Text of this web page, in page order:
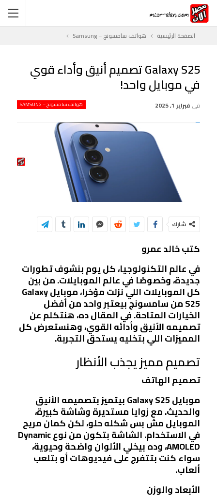
الصفحة الرئيسية هواتف سامسونج – Samsung
Galaxy S25 تصميم أنيق وأداء قوي
في موبايل واحد!
هواتف سامسونج – SAMSUNG في فبراير 1, 2025
شارك
كتب خالد عمرو
في عالم التكنولوجيا، كل يوم بنشوف تطورات
جديدة، وخصوصًا في عالم الموبايلات. من بين
كل الموبايلات اللي نزلت مؤخرًا، موبايلGalaxy
S25من سامسونج بيعتبر واحد من أفضل
الخيارات المتاحة. في المقال ده، هنتكلم عن
تصميمه الأنيق وأدائه القوي، وهنستعرض كل
المميزات اللي بتخليه يستحق التجربة.
تصميم مميز يجذب الأنظار
تصميم الهاتف
موبايل Galaxy S25 بيتميز بتصميمه الأنيق
والحديث. مع زوايا مستديرة وشاشة كبيرة،
الموبايل مش بس شكله حلو، لكن كمان مريح
في الاستخدام. الشاشة بتكون من نوعDynamic
AMOLED، وده بيخلي الألوان واضحة وحيوية،
سواء كنت بتتفرج على فيديوهات أو بتلعب
ألعاب.
الأبعاد والوزن